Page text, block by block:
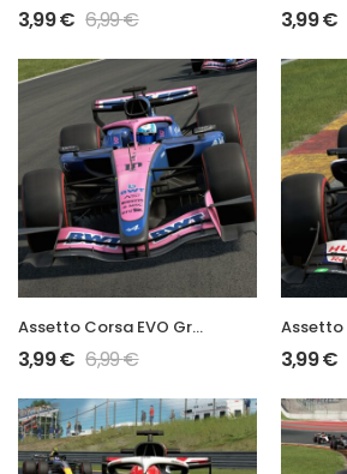
3,99€ 6,99€ 3,99€
Assetto Corsa EVO Grand Prix 2026 A526 Mod
3,99€ 6,99€ 3,99€